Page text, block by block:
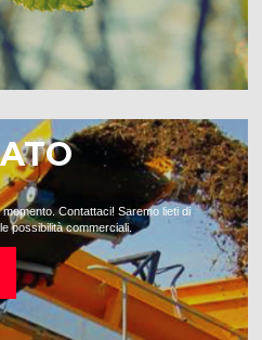
Contattaci! Saremo lieti di
possibilità commerciali.